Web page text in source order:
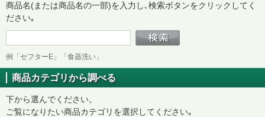
商品名(または商品名の一部)を入力し､検索ボタンをクリックしてく
ださい｡
例「セフターE」「食器洗い」
商品カテゴリから調べる
下から選んでください。
ご覧になりたい商品カテゴリを選択してください｡